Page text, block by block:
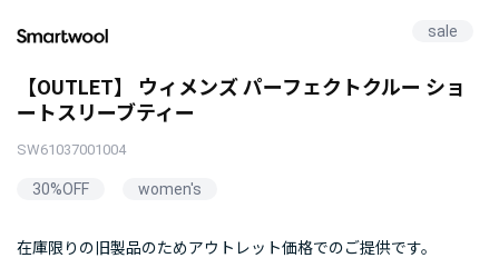
sale
【OUTLET】 ウィメンズ パーフェクトクルー ショ
ートスリーブティー
SW61037001004
30%OFF women's
在庫限りの旧製品のためアウトレット価格でのご提供です。